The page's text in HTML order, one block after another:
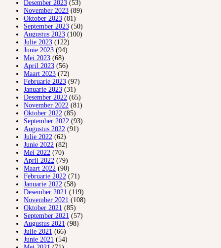
Desember 2023 (53)
November 2023 (89)
Oktober 2023 (81)
September 2023 (50)
Augustus 2023 (100)
Julie 2023 (122)
Junie 2023 (94)
Mei 2023 (68)
April 2023 (56)
Maart 2023 (72)
Februarie 2023 (97)
Januarie 2023 (31)
Desember 2022 (65)
November 2022 (81)
Oktober 2022 (85)
September 2022 (93)
Augustus 2022 (91)
Julie 2022 (62)
Junie 2022 (82)
Mei 2022 (70)
April 2022 (79)
Maart 2022 (90)
Februarie 2022 (71)
Januarie 2022 (58)
Desember 2021 (119)
November 2021 (108)
Oktober 2021 (85)
September 2021 (57)
Augustus 2021 (98)
Julie 2021 (66)
Junie 2021 (54)